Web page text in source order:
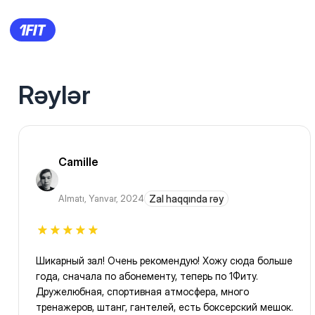
Rəylər
Camille
Almatı, Yanvar, 2024 Zal haqqında rəy
Шикарный зал! Очень рекомендую! Хожу сюда больше
года, сначала по абонементу, теперь по 1Фиту.
Дружелюбная, спортивная атмосфера, много
тренажеров, штанг, гантелей, есть боксерский мешок.